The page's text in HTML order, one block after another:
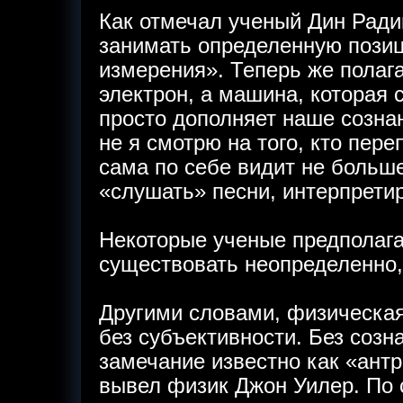
Как отмечал ученый Дин
занимать определенную
измерения». Теперь же
электрон, а машина,
просто дополняет наше
не я смотрю на того, кто
сама по себе видит не
«слушать» песни,
Некоторые ученые
существовать
Другими словами,
без субъективности. Без
замечание известно как
вывел физик Джон Уилер. По